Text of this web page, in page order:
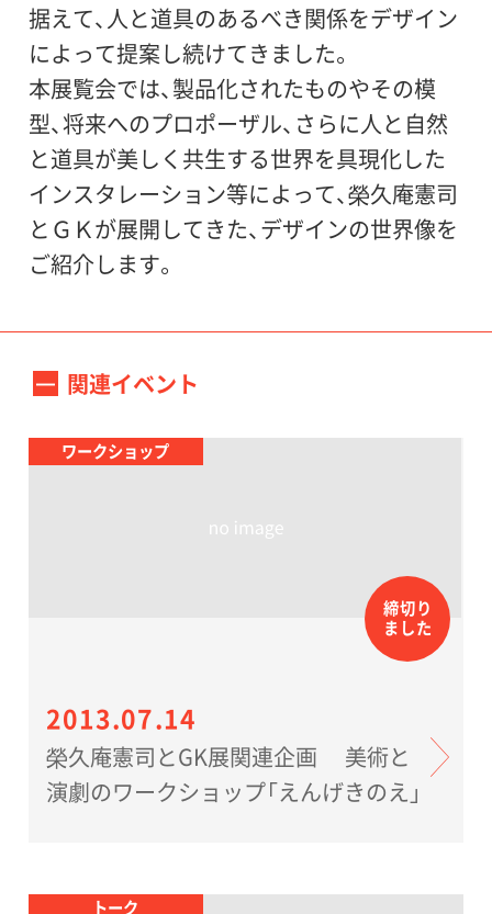
据えて、人と道具のあるべき関係をデザイン
によって提案し続けてきました。
本展覧会では、製品化されたものやその模
型、将来へのプロポーザル、さらに人と自然
と道具が美しく共生する世界を具現化した
インスタレーション等によって、榮久庵憲司
とＧＫが展開してきた、デザインの世界像を
ご紹介します。
関連イベント
ワークショップ
締切り
ました
2013.07.14
榮久庵憲司とGK展関連企画 美術と
演劇のワークショップ「えんげきのえ」
トーク